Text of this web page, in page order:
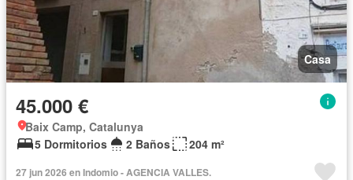
Casa
45.000 €
Baix Camp, Catalunya
5 Dormitorios
2 Baños 204 m²
27 jun 2026 en Indomio - AGENCIA VALLES.